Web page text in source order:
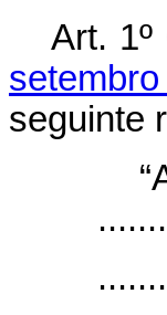
Art.
seguinte